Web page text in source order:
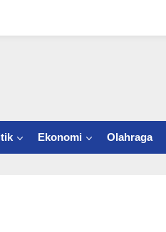
Ekonomi Olahraga